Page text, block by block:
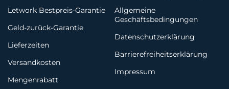
Letwork Bestpreis-Garantie
Geld-zurück-Garantie
Lieferzeiten
Versandkosten
Mengenrabatt
Allgemeine
Geschäftsbedingungen
Datenschutzerklärung
Barrierefreiheitserklärung
Impressum